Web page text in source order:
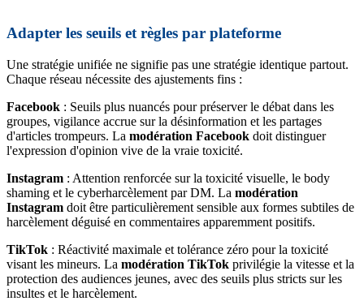
Adapter les seuils et règles par plateforme
Une stratégie unifiée ne signifie pas une stratégie identique partout.
Chaque réseau nécessite des ajustements fins :
Facebook : Seuils plus nuancés pour préserver le débat dans les
groupes, vigilance accrue sur la désinformation et les partages
d'articles trompeurs. La modération Facebook doit distinguer
l'expression d'opinion vive de la vraie toxicité.
Instagram : Attention renforcée sur la toxicité visuelle, le body
shaming et le cyberharcèlement par DM. La modération
Instagram doit être particulièrement sensible aux formes subtiles de
harcèlement déguisé en commentaires apparemment positifs.
TikTok : Réactivité maximale et tolérance zéro pour la toxicité
visant les mineurs. La modération TikTok privilégie la vitesse et la
protection des audiences jeunes, avec des seuils plus stricts sur les
insultes et le harcèlement.